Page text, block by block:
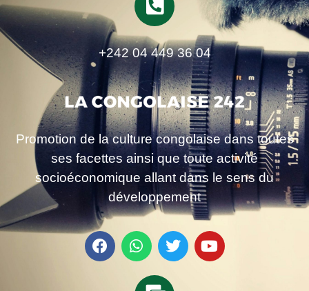
+242 04 449 36 04
Promotion de la culture congolaise dans toutes
ses facettes ainsi que toute activité
socioéconomique allant dans le sens du
développement